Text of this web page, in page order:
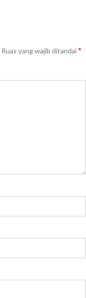
Ruas yang wajib ditandai*